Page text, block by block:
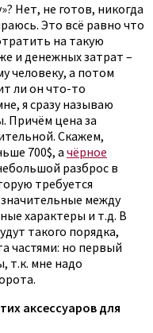
Нет, не готов, никогда
Это всё равно что
на такую
и денежных затрат –
человеку, а потом
ли он что-то
я сразу называю
Причём цена за
Скажем,
700$, а чёрное
разброс в
требуется
между
характеры и т.д. В
такого порядка,
частями: но первый
т.к. мне надо
аксессуаров для